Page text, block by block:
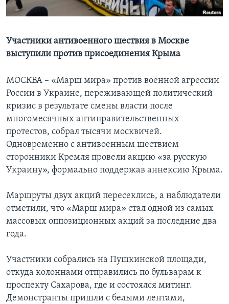
Learning English
СОЦИАЛЬНЫЕ СЕТИ
Языки
Участники антивоенного шествия в Москве
выступили против присоединения Крыма
МОСКВА – «Марш мира» против военной агрессии
России в Украине, переживающей политический
кризис в результате смены власти после
многомесячных антиправительственных
протестов, собрал тысячи москвичей.
Одновременно с антивоенным шествием
сторонники Кремля провели акцию «за русскую
Украину», формально поддержав аннексию Крыма.
Маршруты двух акций пересеклись, а наблюдатели
отметили, что «Марш мира» стал одной из самых
массовых оппозиционных акций за последние два
года.
Участники собрались на Пушкинской площади,
откуда колоннами отправились по бульварам к
проспекту Сахарова, где и состоялся митинг.
Демонстранты пришли с белыми лентами,